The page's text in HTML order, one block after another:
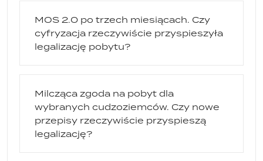
MOS 2.0 po trzech miesiącach. Czy
cyfryzacja rzeczywiście przyspieszyła
legalizację pobytu?
Milcząca zgoda na pobyt dla
wybranych cudzoziemców. Czy nowe
przepisy rzeczywiście przyspieszą
legalizację?